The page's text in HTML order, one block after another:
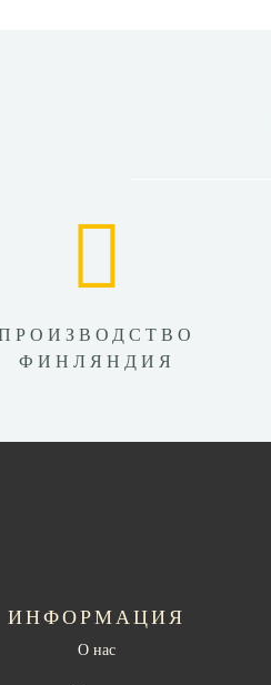
ФИНЛЯНДИЯ
ИНФОРМАЦИЯ
О нас